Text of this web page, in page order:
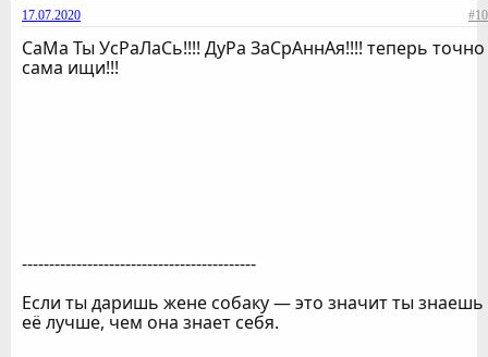
17.07.2020 #10
СаМа Ты УсРаЛаСь!!!! ДуРа ЗаСрАннАя!!!! теперь точно
сама ищи!!!
-------------------------------------------
Если ты даришь жене собаку — это значит ты знаешь
её лучше, чем она знает себя.